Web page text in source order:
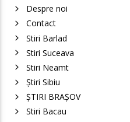
Despre noi
Contact
Stiri Barlad
Stiri Suceava
Stiri Neamt
Știri Sibiu
ȘTIRI BRAȘOV
Stiri Bacau